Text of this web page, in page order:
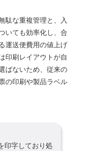
駄な重複管理と、入
いても効率化し、合
運送便費用の値上げ
印刷レイアウトが自
ばないため、従来の
の印刷や製品ラベル